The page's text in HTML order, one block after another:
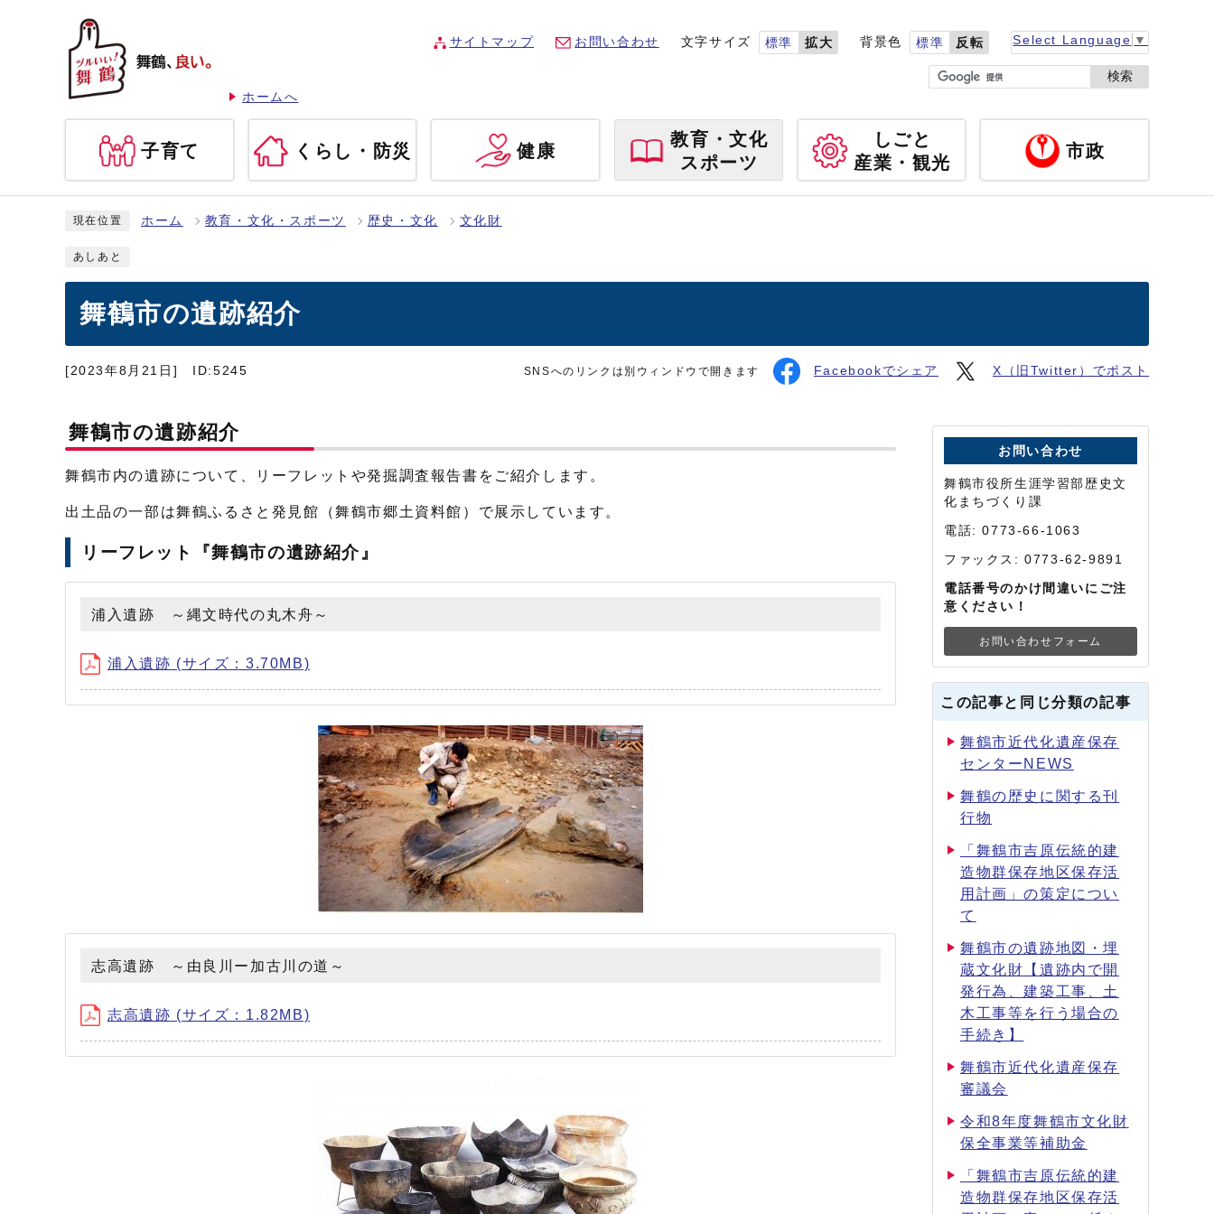
ホームへ
サイトマップ お問い合わせ 文字サイズ 標準 拡大 背景色 標準 反転 Select Language ▼
検索
子育て くらし・防災 健康
教育・文化
スポーツ
しごと
産業・観光
市政
現在位置 ホーム 教育・文化・スポーツ 歴史・文化 文化財
あしあと
舞鶴市の遺跡紹介
[2023年8月21日] ID:5245 SNSへのリンクは別ウィンドウで開きます Facebookでシェア X（旧Twitter）でポスト
舞鶴市の遺跡紹介
舞鶴市内の遺跡について、リーフレットや発掘調査報告書をご紹介します。
出土品の一部は舞鶴ふるさと発見館（舞鶴市郷土資料館）で展示しています。
リーフレット『舞鶴市の遺跡紹介』
浦入遺跡 ～縄文時代の丸木舟～
浦入遺跡 (サイズ：3.70MB)
志高遺跡 ～由良川ー加古川の道～
志高遺跡 (サイズ：1.82MB)
お問い合わせ
舞鶴市役所生涯学習部歴史文
化まちづくり課
電話: 0773-66-1063
ファックス: 0773-62-9891
電話番号のかけ間違いにご注
意ください！
お問い合わせフォーム
この記事と同じ分類の記事
舞鶴市近代化遺産保存
センターNEWS
舞鶴の歴史に関する刊
行物
「舞鶴市吉原伝統的建
造物群保存地区保存活
用計画」の策定につい
て
舞鶴市の遺跡地図・埋
蔵文化財【遺跡内で開
発行為、建築工事、土
木工事等を行う場合の
手続き】
舞鶴市近代化遺産保存
審議会
令和8年度舞鶴市文化財
保全事業等補助金
「舞鶴市吉原伝統的建
造物群保存地区保存活